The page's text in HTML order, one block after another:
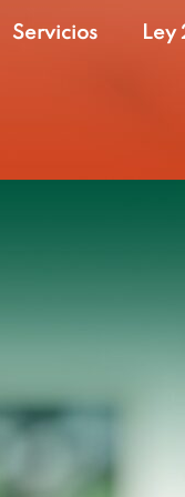
Servicios Ley